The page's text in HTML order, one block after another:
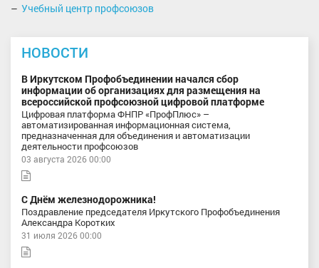
Учебный центр профсоюзов
НОВОСТИ
В Иркутском Профобъединении начался сбор
информации об организациях для размещения на
всероссийской профсоюзной цифровой платформе
Цифровая платформа ФНПР «ПрофПлюс» –
автоматизированная информационная система,
предназначенная для объединения и автоматизации
деятельности профсоюзов
03 августа 2026 00:00
С Днём железнодорожника!
Поздравление председателя Иркутского Профобъединения
Александра Коротких
31 июля 2026 00:00